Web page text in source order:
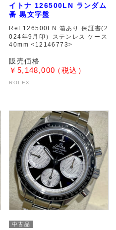
イトナ 126500LN ランダム
番 黒文字盤
Ref.126500LN 箱あり 保証書(2
024年9月印）ステンレス ケース
40mm <12146773>
￥5,148,000
ROLEX
中古品